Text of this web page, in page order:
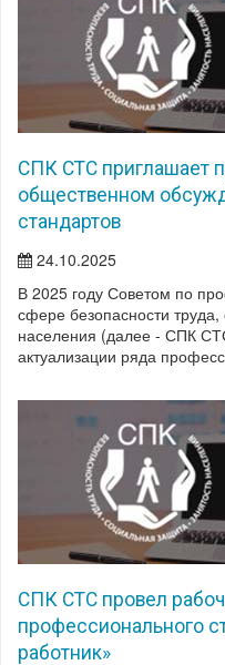
СПК СТС приглашает
общественном
стандартов
24.10.2025
В 2025 году Советом по
сфере безопасности
населения (далее - СПК
актуализации ряда
СПК СТС провел
профессионального
работник»